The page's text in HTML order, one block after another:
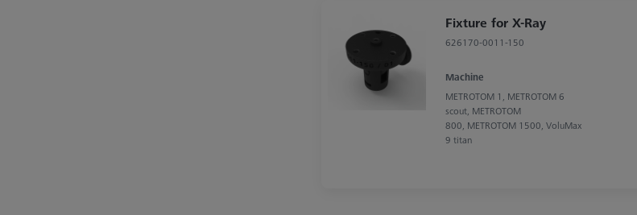
Fixture for X-Ray
626170-0011-150
Machine
METROTOM 1, METROTOM 6
scout, METROTOM
800, METROTOM 1500, VoluMax
9 titan